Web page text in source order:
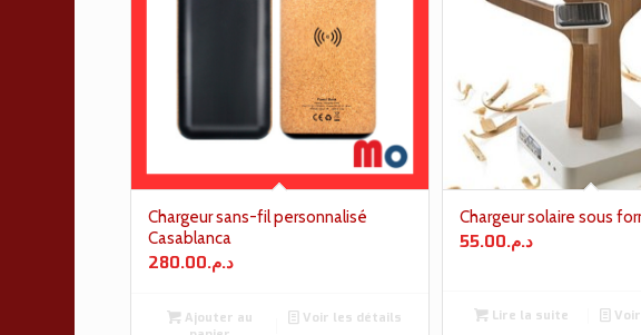
Chargeur sans-fil personnalisé
Casablanca
د.م.280.00
Ajouter au
Voir les détails
Chargeur solaire sous
د.م.55.00
Lire la suite